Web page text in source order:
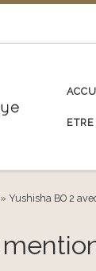
» Yushisha BO 2